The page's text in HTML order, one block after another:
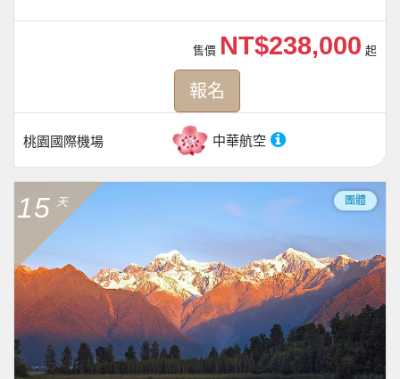
桃園國際機場 中華航空
售價 NT$238,000 起
報名
15 天 團體